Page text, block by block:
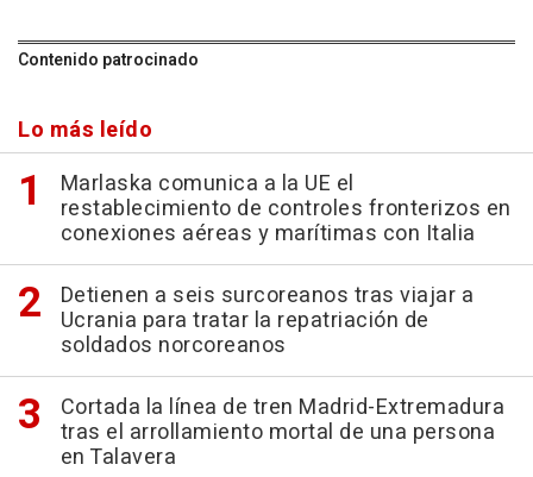
Contenido patrocinado
Lo más leído
Marlaska comunica a la UE el
restablecimiento de controles fronterizos en
conexiones aéreas y marítimas con Italia
Detienen a seis surcoreanos tras viajar a
Ucrania para tratar la repatriación de
soldados norcoreanos
Cortada la línea de tren Madrid-Extremadura
tras el arrollamiento mortal de una persona
en Talavera